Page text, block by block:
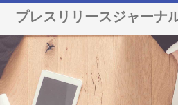
プレスリリースジャーナ